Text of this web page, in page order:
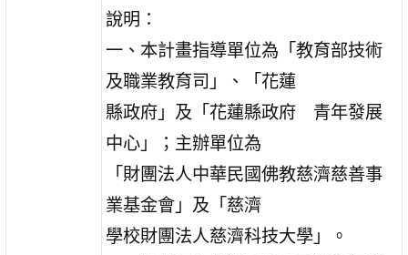
說明：
一、本計畫指導單位為「教育部技術
及職業教育司」、「花蓮
縣政府」及「花蓮縣政府 青年發展
中心」；主辦單位為
「財團法人中華民國佛教慈濟慈善事
業基金會」及「慈濟
學校財團法人慈濟科技大學」。